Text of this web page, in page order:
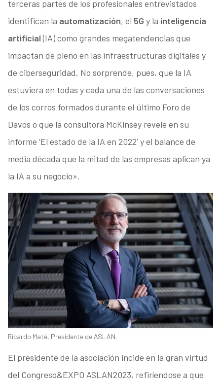
terceras partes de los profesionales entrevistados
identifican la automatización, el 5G y la inteligencia
artificial(IA) como grandes megatendencias que
impactan de pleno en las infraestructuras digitales y
de ciberseguridad. No sorprende, pues, que la IA
estuviera en todas y cada una de las conversaciones
de los corros formados durante el último Foro de
Davos o que la consultora McKinsey revele en su
informe ‘El estado de la IA en 2022’ y el balance de
media década que la mitad de las empresas aplican ya
la IA a su negocio».
Ricardo Maté, Presidente de ASLAN.
El presidente de la asociación incide en la gran virtud
del Congreso&EXPO ASLAN2023, refiríendose a que